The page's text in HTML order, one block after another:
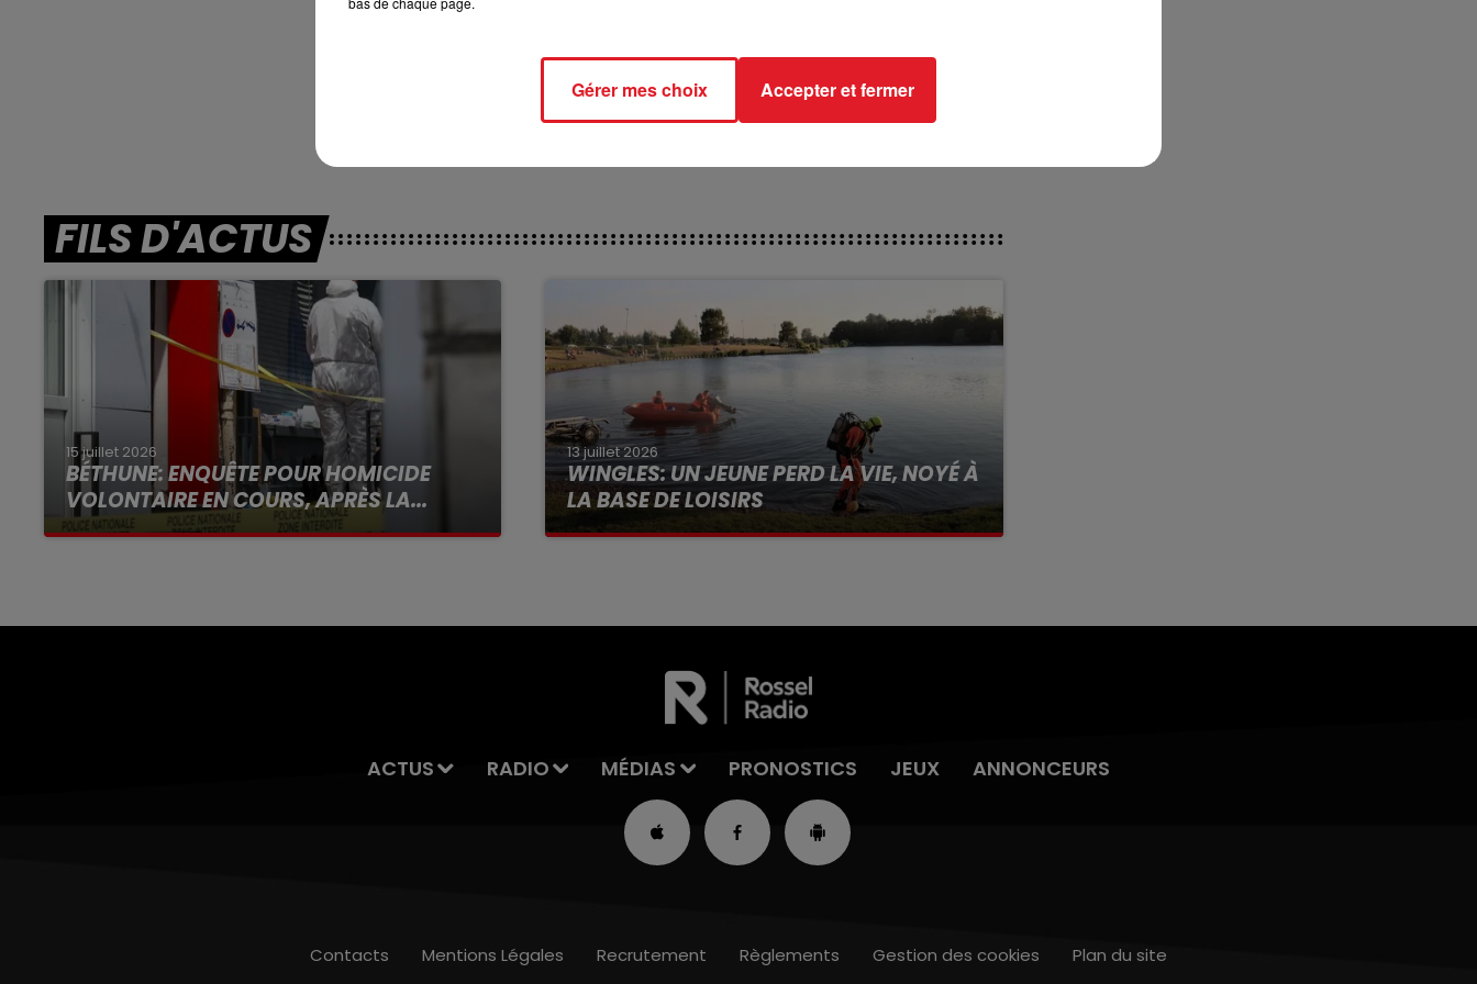
**************
FILS D'ACTUS
15 juillet 2026
BÉTHUNE: ENQUÊTE POUR HOMICIDE
VOLONTAIRE EN COURS, APRÈS LA...
Selon les premiers éléments, le logement
13 juillet 2026
WINGLES: UN JEUNE PERD LA VIE, NOYÉ À
LA BASE DE LOISIRS
La victime a coulé à pic
ACTUS RADIO MÉDIAS PRONOSTICS JEUX ANNONCEURS
Contacts Mentions Légales Recrutement Règlements Gestion des cookies Plan du site
Gérer mes choix Accepter et fermer